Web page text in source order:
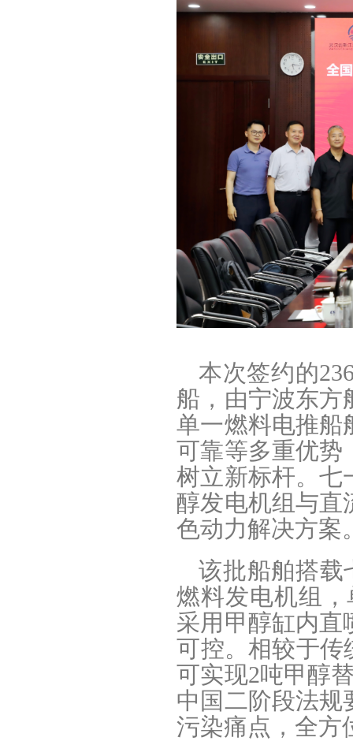
本次签约的
船，由宁波东方
单一燃料电推船
可靠等多重优势
树立新标杆。七
醇发电机组与直
色动力解决方案
该批船舶搭载
燃料发电机组
采用甲醇缸内直
可控。相较于传
可实现2吨甲醇
中国二阶段法规
污染痛点，全方